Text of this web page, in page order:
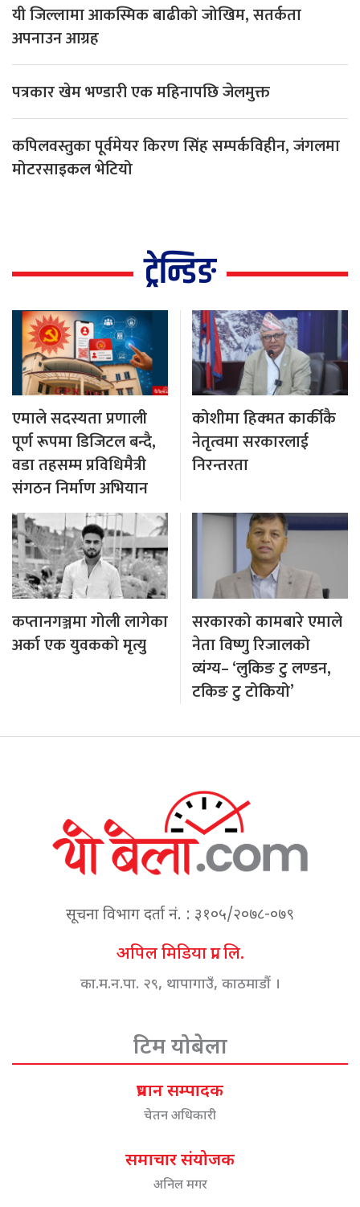
यी जिल्लामा आकस्मिक बाढीको जोखिम, सतर्कता
अपनाउन आग्रह
पत्रकार खेम भण्डारी एक महिनापछि जेलमुक्त
कपिलवस्तुका पूर्वमेयर किरण सिंह सम्पर्कविहीन, जंगलमा
मोटरसाइकल भेटियो
ट्रेन्डिङ
एमाले सदस्यता प्रणाली
पूर्ण रूपमा डिजिटल बन्दै,
वडा तहसम्म प्रविधिमैत्री
संगठन निर्माण अभियान
कोशीमा हिक्मत कार्कीकै
नेतृत्वमा सरकारलाई
निरन्तरता
कप्तानगञ्जमा गोली लागेका
अर्का एक युवकको मृत्यु
सरकारको कामबारे एमाले
नेता विष्णु रिजालको
व्यंग्य– ‘लुकिङ टु लण्डन,
टकिङ टु टोकियो’
सूचना विभाग दर्ता नं. : ३१०५/२०७८-०७९
अपिल मिडिया प्रा. लि.
का.म.न.पा. २९, थापागाउँ, काठमाडौं ।
टिम योबेला
प्रधान सम्पादक
चेतन अधिकारी
समाचार संयोजक
अनिल मगर